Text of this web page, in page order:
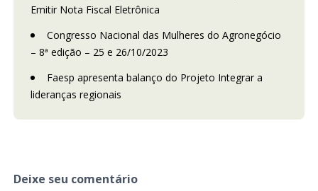
Emitir Nota Fiscal Eletrônica
Congresso Nacional das Mulheres do Agronegócio
– 8ª edição – 25 e 26/10/2023
Faesp apresenta balanço do Projeto Integrar a
lideranças regionais
Deixe seu comentário